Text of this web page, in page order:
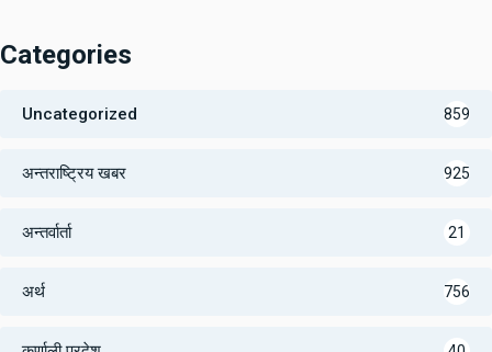
Categories
Uncategorized 859
अन्तराष्ट्रिय खबर 925
अन्तर्वार्ता 21
अर्थ 756